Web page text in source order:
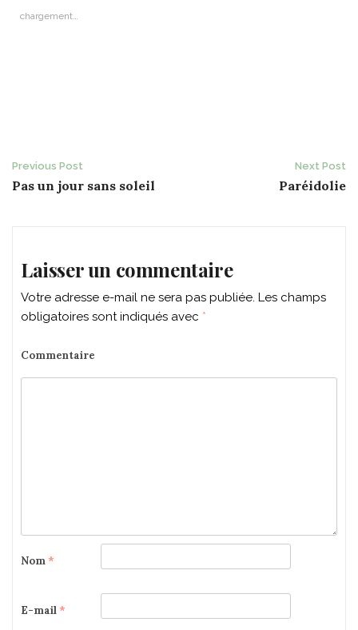
chargement…
Post
navigation
Previous Post
Pas un jour sans soleil
Next Post
Paréidolie
Laisser un commentaire
Votre adresse e-mail ne sera pas publiée. Les champs
obligatoires sont indiqués avec *
Commentaire
Nom *
E-mail *